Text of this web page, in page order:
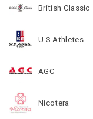
British Classic
U.S.Athletes
AGC
Nicotera